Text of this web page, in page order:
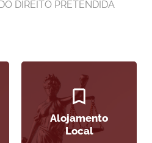
DIREITO PRETENDIDA
Alojamento
Local